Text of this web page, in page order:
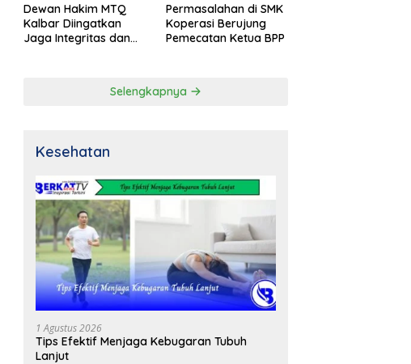
Dewan Hakim MTQ
Kalbar Diingatkan
Jaga Integritas dan
Permasalahan di SMK
Koperasi Berujung
Pemecatan Ketua BPP
Selengkapnya
Kesehatan
1 Agustus 2026
Tips Efektif Menjaga Kebugaran Tubuh
Lanjut